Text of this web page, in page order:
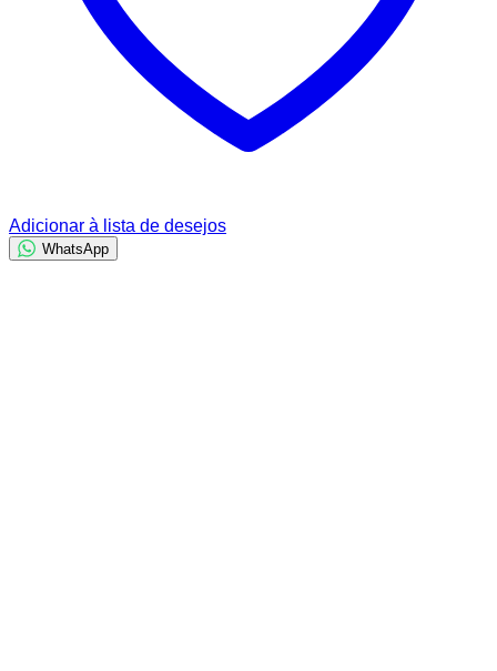
Adicionar à lista de desejos
WhatsApp